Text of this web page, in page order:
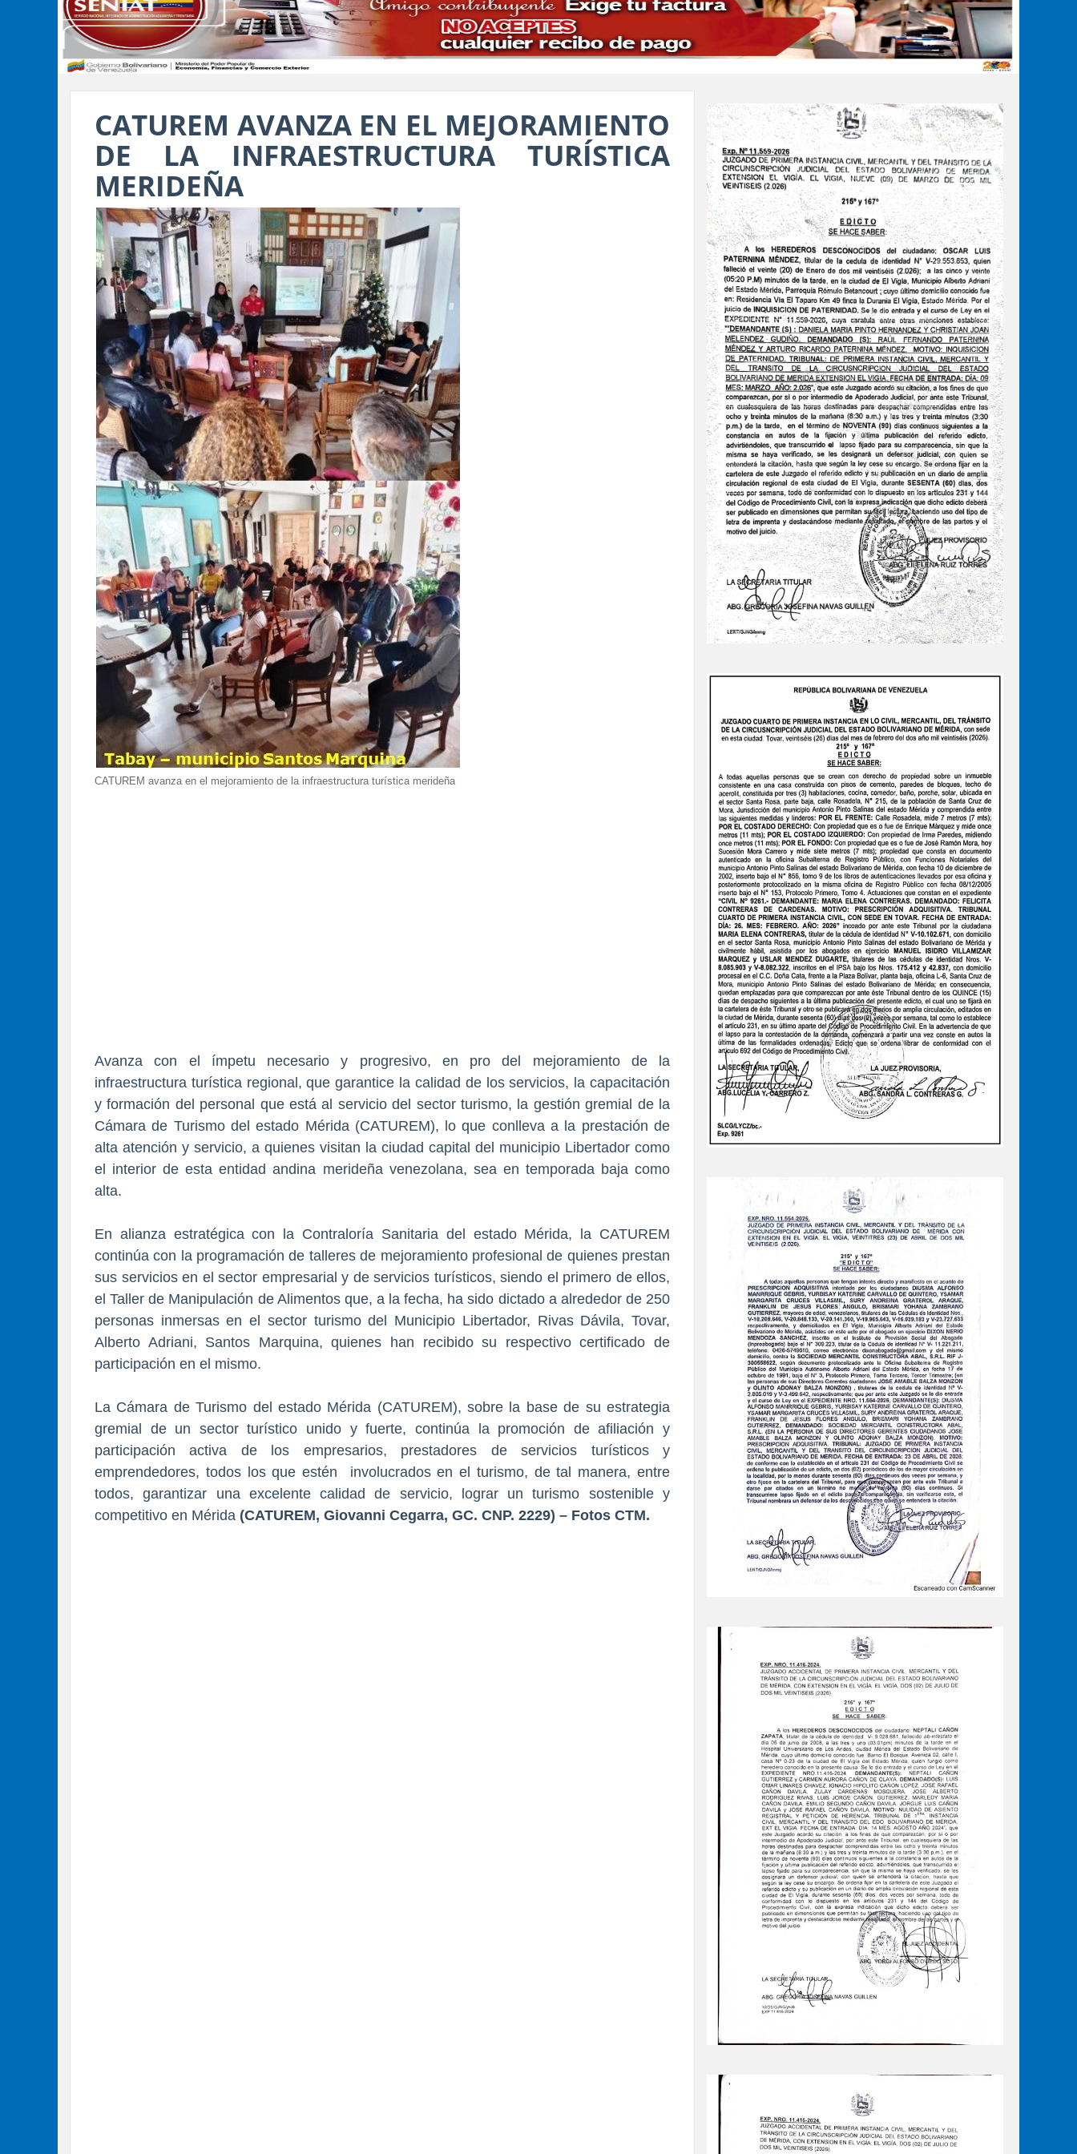
CATUREM AVANZA EN EL MEJORAMIENTO
DE LA INFRAESTRUCTURA TURÍSTICA
MERIDEÑA
CATUREM avanza en el mejoramiento de la infraestructura turística merideña
Avanza con el ímpetu necesario y progresivo, en pro del mejoramiento de la
infraestructura turística regional, que garantice la calidad de los servicios, la capacitación
y formación del personal que está al servicio del sector turismo, la gestión gremial de la
Cámara de Turismo del estado Mérida (CATUREM), lo que conlleva a la prestación de
alta atención y servicio, a quienes visitan la ciudad capital del municipio Libertador como
el interior de esta entidad andina merideña venezolana, sea en temporada baja como
alta.
En alianza estratégica con la Contraloría Sanitaria del estado Mérida, la CATUREM
continúa con la programación de talleres de mejoramiento profesional de quienes prestan
sus servicios en el sector empresarial y de servicios turísticos, siendo el primero de ellos,
el Taller de Manipulación de Alimentos que, a la fecha, ha sido dictado a alrededor de 250
personas inmersas en el sector turismo del Municipio Libertador, Rivas Dávila, Tovar,
Alberto Adriani, Santos Marquina, quienes han recibido su respectivo certificado de
participación en el mismo.
La Cámara de Turismo del estado Mérida (CATUREM), sobre la base de su estrategia
gremial de un sector turístico unido y fuerte, continúa la promoción de afiliación y
participación activa de los empresarios, prestadores de servicios turísticos y
emprendedores, todos los que estén involucrados en el turismo, de tal manera, entre
todos, garantizar una excelente calidad de servicio, lograr un turismo sostenible y
competitivo en Mérida (CATUREM, Giovanni Cegarra, GC. CNP. 2229) – Fotos CTM.